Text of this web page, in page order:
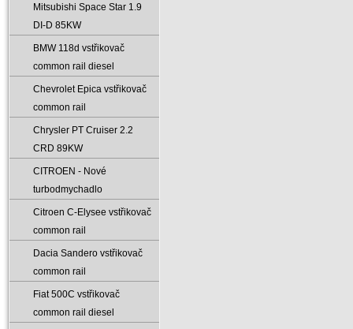
Mitsubishi Space Star 1.9
DI-D 85KW
BMW 118d vstřikovač
common rail diesel
Chevrolet Epica vstřikovač
common rail
Chrysler PT Cruiser 2.2
CRD 89KW
CITROEN - Nové
turbodmychadlo
Citroen C-Elysee vstřikovač
common rail
Dacia Sandero vstřikovač
common rail
Fiat 500C vstřikovač
common rail diesel